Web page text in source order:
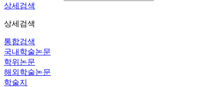
상세검색
상세검색
통합검색
국내학술논문
학위논문
해외학술논문
학술지